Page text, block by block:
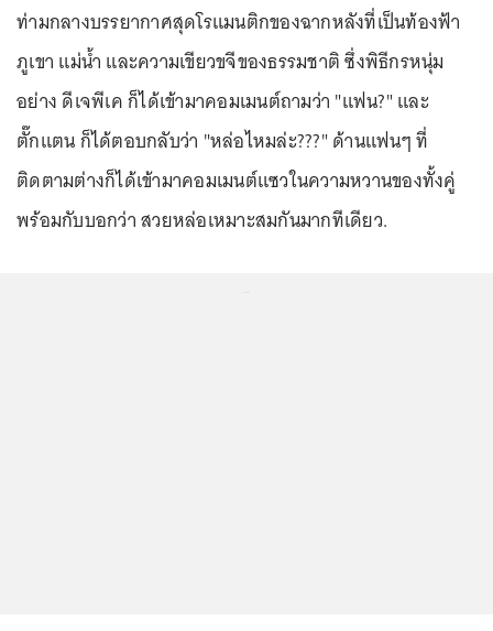
ท่ามกลางบรรยากาศสุดโรแมนติกของฉากหลังที่เป็นท้องฟ้า
ภูเขา แม่น้ำ และความเขียวขจีของธรรมชาติ ซึ่งพิธีกรหนุ่ม
อย่าง ดีเจพีเค ก็ได้เข้ามาคอมเมนต์ถามว่า "แฟน?" และ
ตั๊กแตน ก็ได้ตอบกลับว่า "หล่อไหมล่ะ???" ด้านแฟนๆ ที่
ติดตามต่างก็ได้เข้ามาคอมเมนต์แซวในความหวานของทั้งคู่
พร้อมกับบอกว่า สวยหล่อเหมาะสมกันมากทีเดียว.